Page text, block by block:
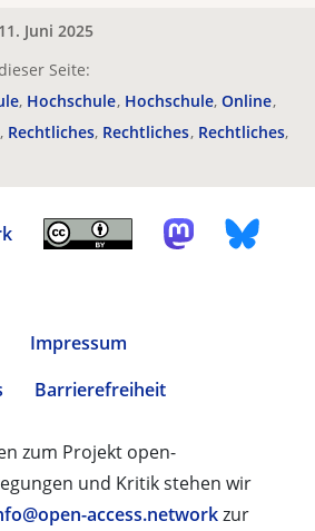
11. Juni 2025
Seite:
Hochschule Hochschule Online
Rechtliches Rechtliches Rechtliches
Impressum
Barrierefreiheit
zum Projekt open-
und Kritik stehen wir
access.networkzur